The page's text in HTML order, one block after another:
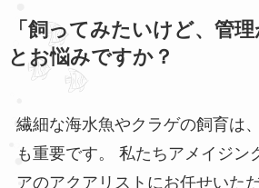
「飼ってみたいけど、管
とお悩みですか？
繊細な海水魚やクラゲの飼育は
も重要です。 私たちアメイジン
アのアクアリストにお任せいた